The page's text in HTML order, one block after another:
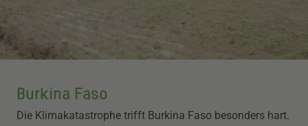
Burkina Faso
Die Klimakatastrophe trifft Burkina Faso besonders hart.